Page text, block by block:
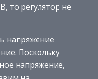
то регулятор не
напряжение
Поскольку
напряжение,